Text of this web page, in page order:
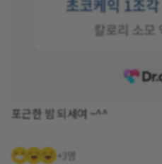
포근한 밤 되세여 ~^^
+3명